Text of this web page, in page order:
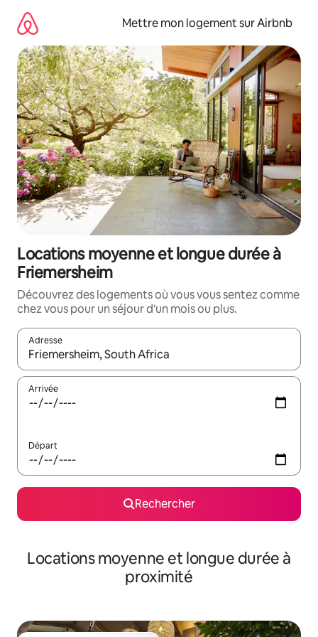
directement
contenu
Mettre mon logement sur Airbnb
Locations moyenne et longue durée à
Friemersheim
Découvrez des logements où vous vous sentez comme
chez vous pour un séjour d'un mois ou plus.
Adresse
Lorsque les résultats s'affichent, utilisez les flèches vers le
Arrivée
Départ
Rechercher
Locations moyenne et longue durée à
proximité